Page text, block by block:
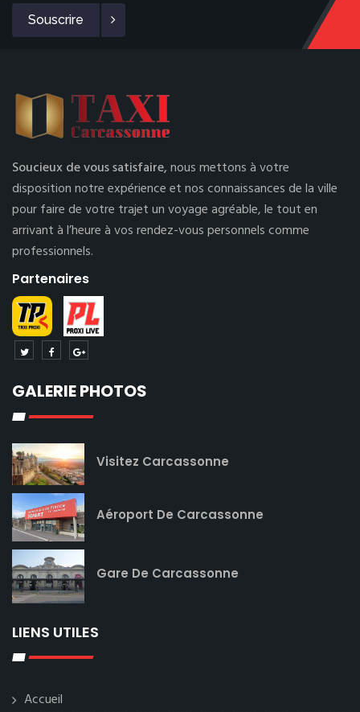
Souscrire
Soucieux de vous satisfaire,nous mettons à votre
disposition notre expérience et nos connaissances de la ville
pour faire de votre trajet un voyage agréable, le tout en
arrivant à l’heure à vos rendez-vous personnels comme
professionnels.
Partenaires
GALERIE PHOTOS
Visitez Carcassonne
Aéroport De Carcassonne
Gare De Carcassonne
LIENS UTILES
Accueil